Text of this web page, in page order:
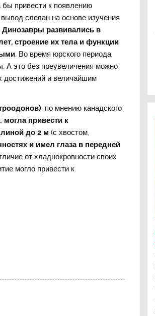
привести к появлению
слелан на основе изучения
Динозавры развивались в
строение их тела и функции
. Во время юрского периода
А это без преувеличения можно
достижений и величайшим
, по мнению канадского
могла привести к
до 2 м(с хвостом,
и имел глаза в передней
от хладнокровности своих
могло привести к